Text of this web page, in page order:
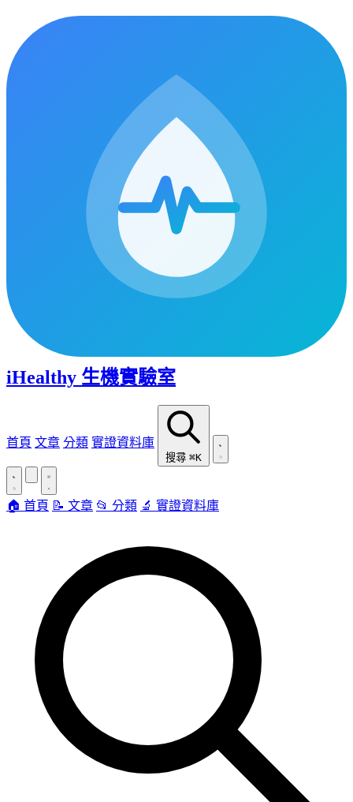
iHealthy 生機實驗室
首頁 文章 分類 實證資料庫
搜尋 ⌘K
🏠 首頁 📝 文章 📂 分類 🔬 實證資料庫